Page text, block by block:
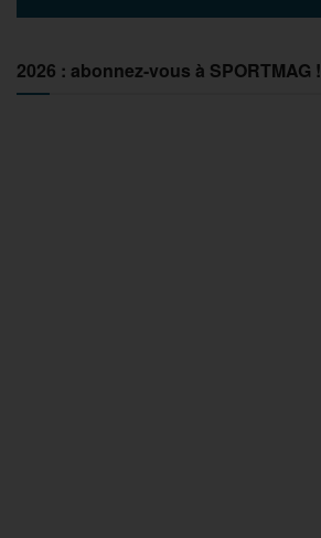
2026 : abonnez-vous à SPORTMAG !